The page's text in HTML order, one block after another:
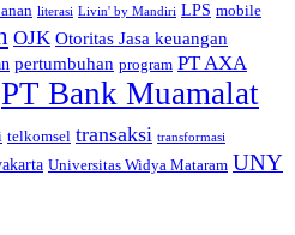
literasi Livin' by Mandiri LPS mobile
OJK Otoritas Jasa keuangan
pertumbuhan program PT AXA
PT Bank Muamalat
telkomsel transaksi transformasi
Universitas Widya Mataram UNY